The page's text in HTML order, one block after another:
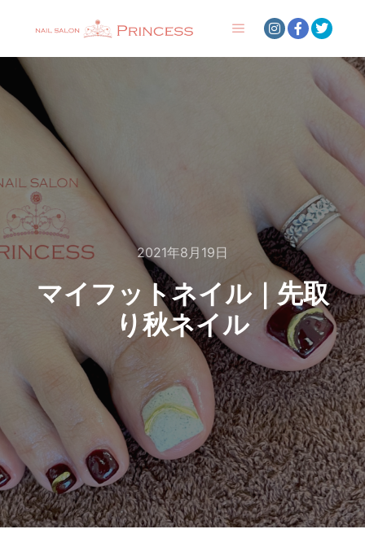
2021年8月19日
マイフットネイル｜先取
り秋ネイル